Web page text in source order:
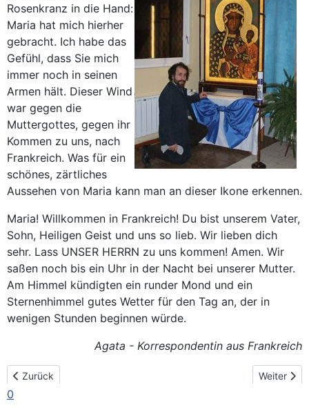
Rosenkranz in die Hand:
Maria hat mich hierher
gebracht. Ich habe das
Gefühl, dass Sie mich
immer noch in seinen
Armen hält. Dieser Wind
war gegen die
Muttergottes, gegen ihr
Kommen zu uns, nach
Frankreich. Was für ein
schönes, zärtliches
Aussehen von Maria kann man an dieser Ikone erkennen.
Maria! Willkommen in Frankreich! Du bist unserem Vater,
Sohn, Heiligen Geist und uns so lieb. Wir lieben dich
sehr. Lass UNSER HERRN zu uns kommen! Amen. Wir
saßen noch bis ein Uhr in der Nacht bei unserer Mutter.
Am Himmel kündigten ein runder Mond und ein
Sternenhimmel gutes Wetter für den Tag an, der in
wenigen Stunden beginnen würde.
Agata - Korrespondentin aus Frankreich
0
Vorheriger Beitrag: Montagmorgen. 26.11. Waudricourt. "Dann tu
Zurück Nächster
Weiter